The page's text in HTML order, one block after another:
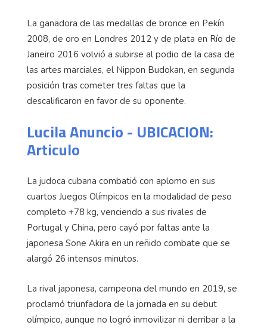
La ganadora de las medallas de bronce en Pekín
2008, de oro en Londres 2012 y de plata en Río de
Janeiro 2016 volvió a subirse al podio de la casa de
las artes marciales, el Nippon Budokan, en segunda
posición tras cometer tres faltas que la
descalificaron en favor de su oponente.
Lucila Anuncio - UBICACION:
Articulo
La judoca cubana combatió con aplomo en sus
cuartos Juegos Olímpicos en la modalidad de peso
completo +78 kg, venciendo a sus rivales de
Portugal y China, pero cayó por faltas ante la
japonesa Sone Akira en un reñido combate que se
alargó 26 intensos minutos.
La rival japonesa, campeona del mundo en 2019, se
proclamó triunfadora de la jornada en su debut
olímpico, aunque no logró inmovilizar ni derribar a la